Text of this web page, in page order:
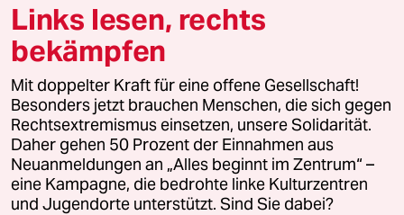
Reisen
Kantine
Shop
Anzeigen
Links lesen, rechts
bekämpfen
Mit doppelter Kraft für eine offene Gesellschaft!
Besonders jetzt brauchen Menschen, die sich gegen
Rechtsextremismus einsetzen, unsere Solidarität.
Daher gehen 50 Prozent der Einnahmen aus
Neuanmeldungen an „Alles beginnt im Zentrum“ –
eine Kampagne, die bedrohte linke Kulturzentren
und Jugendorte unterstützt. Sind Sie dabei?